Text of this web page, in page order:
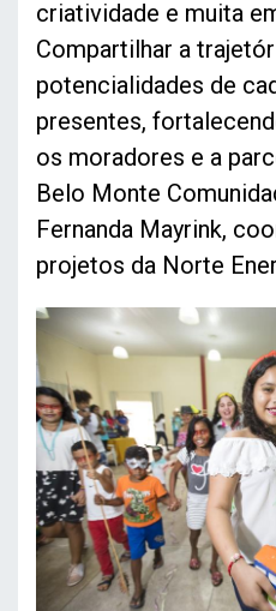
criatividade e muita
Compartilhar a
potencialidades de
presentes,
os moradores e a
Belo Monte
Fernanda Mayrink,
projetos da Norte